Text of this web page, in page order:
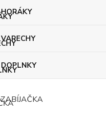
HORÁKY
VARECHY
DOPLNKY
ZABÍJAČKA